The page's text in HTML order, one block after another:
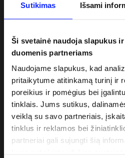
Sutikimas Išsami
Ši svetainė naudoja slapukus
duomenis partneriams
Naudojame slapukus, kad
pritaikytume atitinkamą turinį ir
poreikius ir pomėgius bei
tinklais. Jums sutikus,
veiklą su savo partneriais,
tinklus ir reklamos bei
partneriai gali sujungti šią